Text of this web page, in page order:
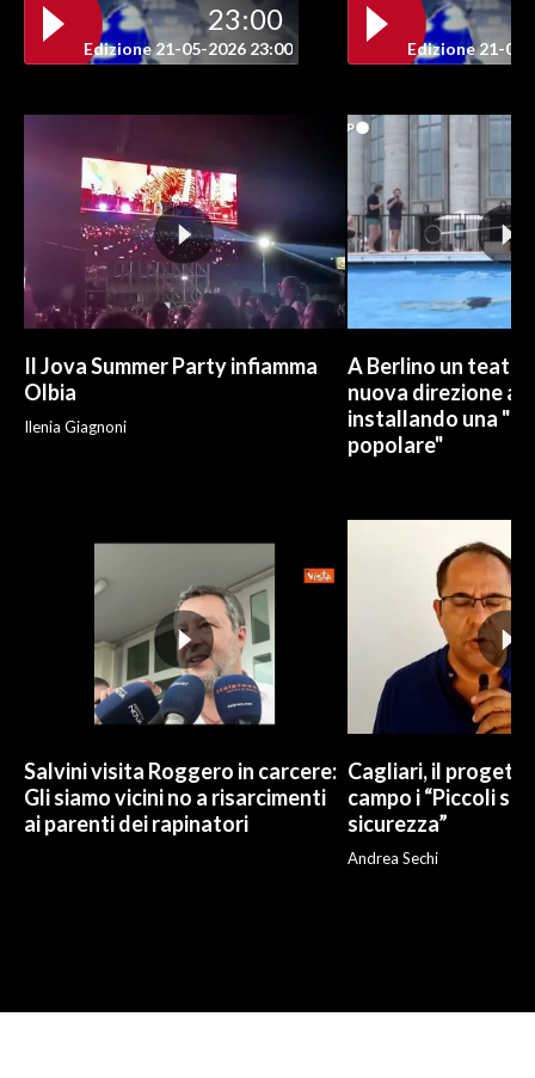
23:00
Edizione 21-05-2026 23:00 Edizione 21-05-
Il Jova Summer Party infiamma
Olbia
Ilenia Giagnoni
A Berlino un
nuova direzione
installando una
popolare"
Salvini visita Roggero in carcere:
Gli siamo vicini no a risarcimenti
ai parenti dei rapinatori
Cagliari, il
campo i “Piccoli
sicurezza”
Andrea Sechi